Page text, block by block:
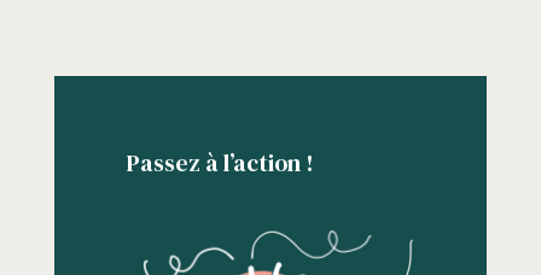
Passez à l’action !